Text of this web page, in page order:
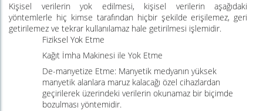
Kişisel verilerin yok edilmesi, kişisel verilerin aşağıdaki
yöntemlerle hiç kimse tarafından hiçbir şekilde erişilemez, geri
getirilemez ve tekrar kullanılamaz hale getirilmesi işlemidir.
Fiziksel Yok Etme
Kağıt İmha Makinesi ile Yok Etme
De-manyetize Etme: Manyetik medyanın yüksek
manyetik alanlara maruz kalacağı özel cihazlardan
geçirilerek üzerindeki verilerin okunamaz bir biçimde
bozulması yöntemidir.